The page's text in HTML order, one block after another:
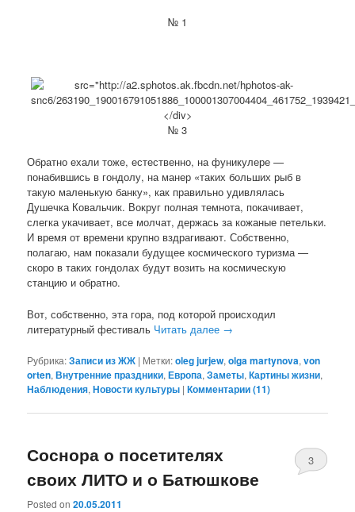
№ 1
№ 3
Обратно ехали тоже, естественно, на фуникулере —
понабившись в гондолу, на манер «таких больших рыб в
такую маленькую банку», как правильно удивлялась
Душечка Ковальчик. Вокруг полная темнота, покачивает,
слегка укачивает, все молчат, держась за кожаные петельки.
И время от времени крупно вздрагивают. Собственно,
полагаю, нам показали будущее космического туризма —
скоро в таких гондолах будут возить на космическую
станцию и обратно.
Вот, собственно, эта гора, под которой происходил
литературный фестиваль Читать далее →
Рубрика:Записи из ЖЖ | Метки:oleg jurjew,olga martynova,von
orten,Внутренние праздники,Европа,Заметы,Картины жизни,
Наблюдения,Новости культуры |Комментарии (11)
Соснора о посетителях
своих ЛИТО и о Батюшкове
Posted on20.05.2011
3